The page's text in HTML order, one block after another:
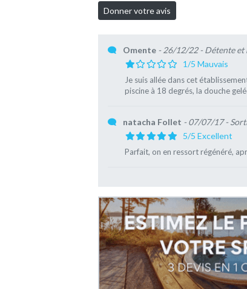
Omente - 26/12/22- Détente et
1/5 Mauvais
Je suis allée dans cet
piscine à 18 degrés, la douche
natacha Follet - 07/07/17-
5/5 Excellent
Parfait, on en ressort régénéré,